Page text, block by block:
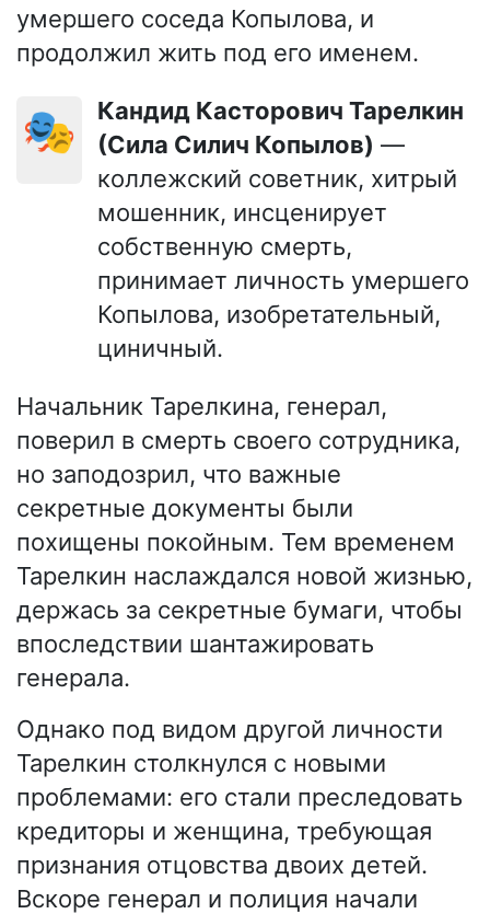
умершего соседа Копылова, и
продолжил жить под его именем.
🎭
Кандид Касторович Тарелкин
(Сила Силич Копылов) —
коллежский советник, хитрый
мошенник, инсценирует
собственную смерть,
принимает личность умершего
Копылова, изобретательный,
циничный.
Начальник Тарелкина, генерал,
поверил в смерть своего сотрудника,
но заподозрил, что важные
секретные документы были
похищены покойным. Тем временем
Тарелкин наслаждался новой жизнью,
держась за секретные бумаги, чтобы
впоследствии шантажировать
генерала.
Однако под видом другой личности
Тарелкин столкнулся с новыми
проблемами: его стали преследовать
кредиторы и женщина, требующая
признания отцовства двоих детей.
Вскоре генерал и полиция начали